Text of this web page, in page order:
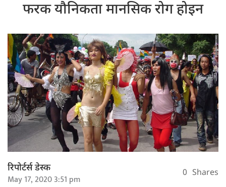
फरक यौनिकता मानसिक रोग होइन
रिपोर्टर्स डेस्क
May 17, 2020 3:51 pm 0 Shares